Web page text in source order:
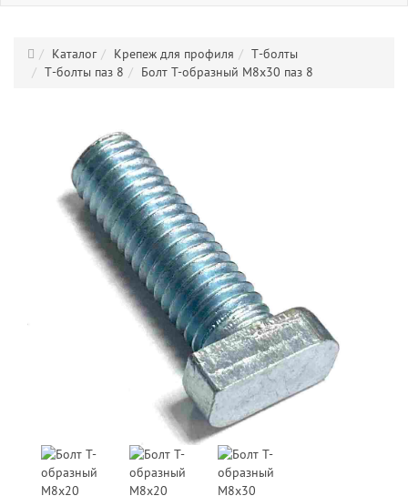
Каталог Крепеж для профиля
Т-болты
Т-болты паз 8
Болт T-образный M8x30 паз 8